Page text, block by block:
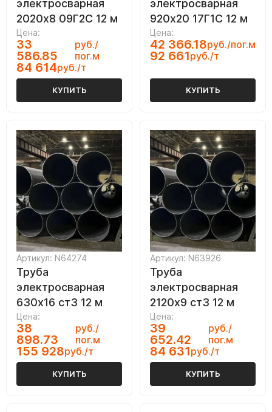
электросварная
2020х8 09Г2С 12 м
Цена:
33
586.85
руб./
пог.м
84 614руб./т
КУПИТЬ
электросварная
920х20 17Г1С 12 м
Цена:
42 366.18руб./пог.м
92 661руб./т
КУПИТЬ
Артикул: N64274
Труба
электросварная
630х16 ст3 12 м
Цена:
38
898.73
руб./
пог.м
155 928руб./т
КУПИТЬ
Артикул: N63926
Труба
электросварная
2120х9 ст3 12 м
Цена:
39
652.42
руб./
пог.м
84 631руб./т
КУПИТЬ